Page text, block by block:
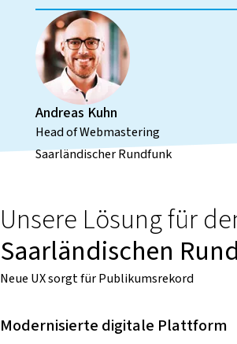
Andreas Kuhn
Head of Webmastering
Saarländischer Rundfunk
Unsere Lösung für
Saarländischen
Neue UX sorgt für Publikumsrekord
Modernisierte digitale Plattform